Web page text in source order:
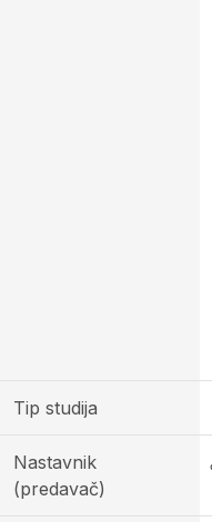
Tip studija
Nastavnik
(predavač)